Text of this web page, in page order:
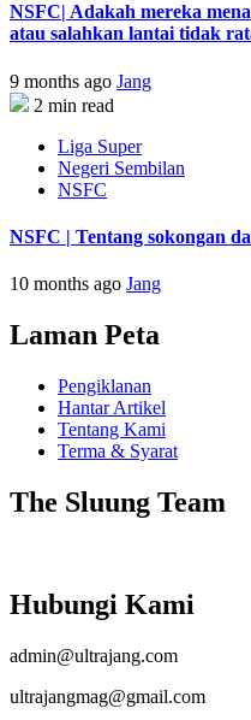
NSFC| Adakah mereka
atau salahkan lantai tidak
9 months ago Jang
2 min read
Liga Super
Negeri Sembilan
NSFC
NSFC | Tentang sokongan
10 months ago Jang
Laman Peta
Pengiklanan
Hantar Artikel
Tentang Kami
Terma & Syarat
The Sluung Team
Hubungi Kami
admin@ultrajang.com
ultrajangmag@gmail.com